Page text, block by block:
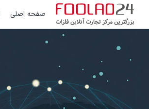
صفحه اصلی